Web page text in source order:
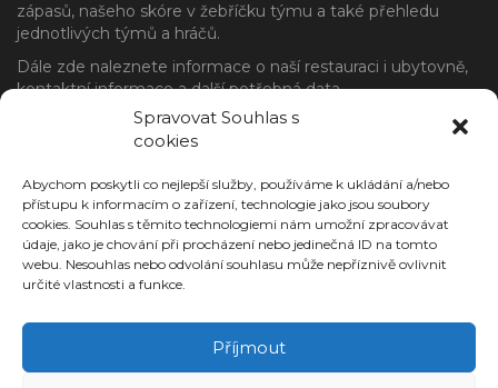
Spravovat Souhlas s
cookies
Abychom poskytli co nejlepší služby, používáme k ukládání a/nebo
přístupu k informacím o zařízení, technologie jako jsou soubory
cookies. Souhlas s těmito technologiemi nám umožní zpracovávat
údaje, jako je chování při procházení nebo jedinečná ID na tomto
webu. Nesouhlas nebo odvolání souhlasu může nepříznivě ovlivnit
určité vlastnosti a funkce.
Příjmout
zápasů, našeho skóre v žebříčku týmu a také přehledu
jednotlivých týmů a hráčů.
Dále zde naleznete informace o naší restauraci i ubytovně,
kontaktní informace a další potřebná data.
NAJDETE NÁS
Adresa
FK Česká Třebová, z.s.
Pod Jelenicí 597
560 02 Česká Třebová
SOCIÁLNÍ SÍTĚ
Facebook
Instagram